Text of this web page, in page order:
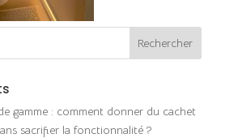
gamme : comment donner du cachet
sacrifier la fonctionnalité ?